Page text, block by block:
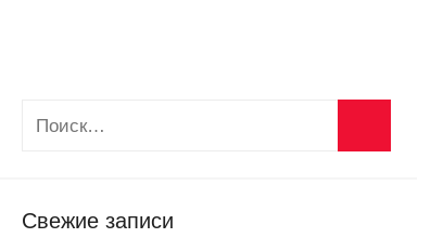
Свежие записи